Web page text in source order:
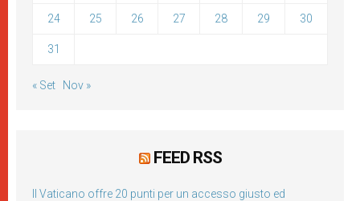
24 25 26 27 28 29 30
31
« Set Nov »
FEED RSS
Il Vaticano offre 20 punti per un accesso giusto ed